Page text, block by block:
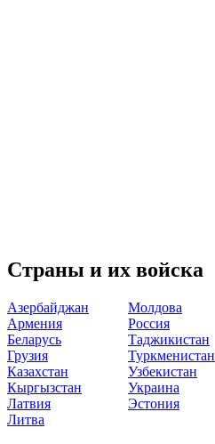
Страны и их войска
Азербайджан
Армения
Беларусь
Грузия
Казахстан
Кыргызстан
Латвия
Литва
Молдова
Россия
Таджикистан
Туркменистан
Узбекистан
Украина
Эстония